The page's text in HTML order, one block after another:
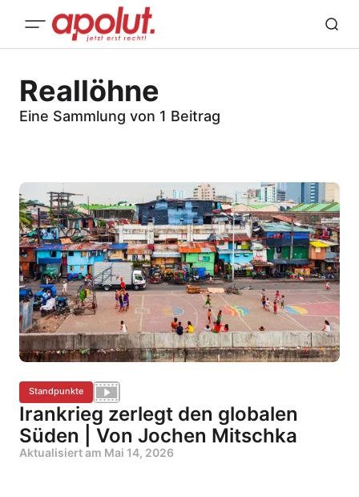
Reallöhne
Eine Sammlung von 1 Beitrag
Standpunkte
Irankrieg zerlegt den globalen
Süden | Von Jochen Mitschka
Aktualisiert am Mai 14, 2026